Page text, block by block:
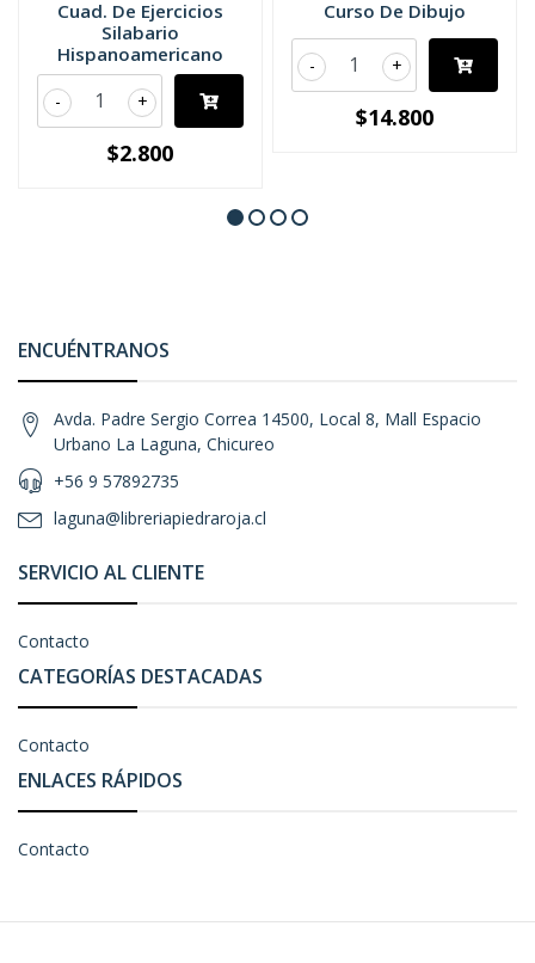
Cuad. De Ejercicios
Silabario
Hispanoamericano
+
-
$2.800
Curso De Dibujo
+
-
$14.800
ENCUÉNTRANOS
Avda. Padre Sergio Correa 14500, Local 8, Mall Espacio
Urbano La Laguna, Chicureo
+56 9 57892735
laguna@libreriapiedraroja.cl
SERVICIO AL CLIENTE
Contacto
CATEGORÍAS DESTACADAS
Contacto
ENLACES RÁPIDOS
Contacto